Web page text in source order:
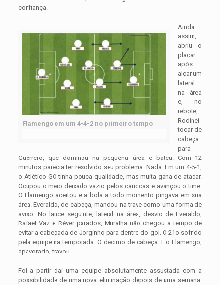
confiança.
Flamengo em um 4-4-2 no primeiro tempo
Ainda
assim,
abriu o
placar
após
alçar um
lateral
na área
e, no
rebote,
Rodinei
tocar de
cabeça
para
Guerrero, que dominou na pequena área e bateu. Com 12
minutos parecia ter resolvido seu problema. Nada. Em um 4-5-1,
o Atlético-GO tinha pouca qualidade, mas muita gana de atacar.
Ocupou o meio deixado vazio pelos cariocas e avançou o time.
O Flamengo aceitou e a bola a todo momento pingava em sua
área. Everaldo, de cabeça, mandou na trave como uma forma de
aviso. No lance seguinte, lateral na área, desvio de Everaldo,
Rafael Vaz e Réver parados, Muralha não chegou a tempo de
evitar a cabeçada de Jorginho para dentro do gol. O 21o sofrido
pela equipe na temporada. O décimo de cabeça. E o Flamengo,
apavorado, travou.
Foi a partir daí uma equipe absolutamente assustada com a
possibilidade de uma nova eliminação depois de uma semana.